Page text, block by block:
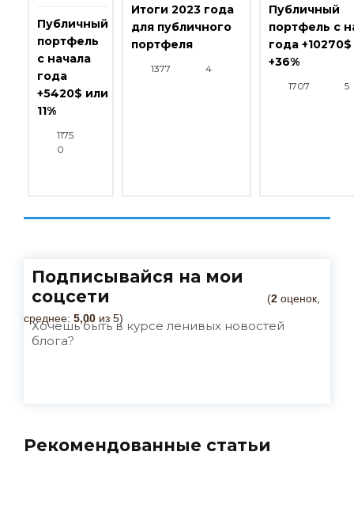
(2 оценок,
среднее: 5,00 из 5)
Публичный
портфель
с начала
года
+5420$ или
11%
1175
0
Итоги 2023 года
для публичного
портфеля
1377 4
Публичный
портфель с
года
+36%
1707 5
Подписывайся на мои
соцсети
Хочешь быть в курсе ленивых новостей
блога?
Рекомендованные статьи